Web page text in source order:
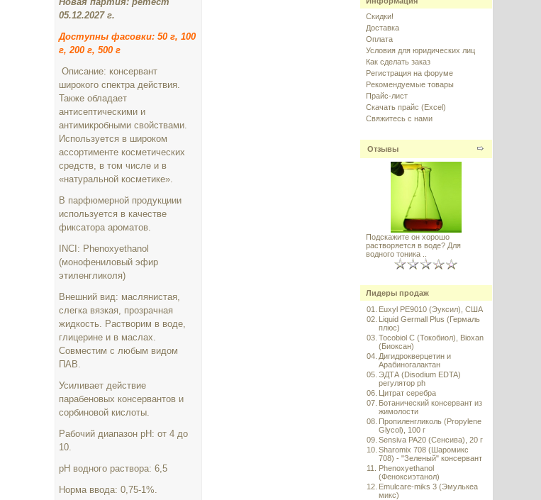
05.12.2027 г.
Доступны фасовки: 50 г, 100
г, 200 г, 500 г
Описание: консервант
широкого спектра действия.
Также обладает
антисептическими и
антимикробными свойствами.
Используется в широком
ассортименте косметических
средств, в том числе и в
«натуральной косметике».
В парфюмерной продукциии
используется в качестве
фиксатора ароматов.
INCI: Phenoxyethanol
(монофениловый эфир
этиленгликоля)
Внешний вид: маслянистая,
слегка вязкая, прозрачная
жидкость. Растворим в воде,
глицерине и в маслах.
Совместим с любым видом
ПАВ.
Усиливает действие
парабеновых консервантов и
сорбиновой кислоты.
Рабочий диапазон рН: от 4 до
10.
рН водного раствора: 6,5
Норма ввода: 0,75-1%.
Скидки!
Доставка
Оплата
Условия для юридических лиц
Как сделать заказ
Регистрация на форуме
Рекомендуемые товары
Прайс-лист
Скачать прайс (Excel)
Свяжитесь с нами
Отзывы
Подскажите он хорошо
растворяется в воде? Для
водного тоника ..
Лидеры продаж
01.
Euxyl PE9010 (Эуксил), США
02. Liquid Germall Plus (Гермаль
плюс)
03. Tocobiol C (Токобиол), Bioxan
(Биоксан)
04. Дигидрокверцетин и
Арабиногалактан
05. ЭДТА (Disodium EDTA)
регулятор ph
06. Цитрат серебра
07. Ботанический консервант из
жимолости
08. Пропиленгликоль (Propylene
Glycol), 100 г
09. Sensiva PA20 (Сенсива), 20 г
10. Sharomix 708 (Шаромикс
708) - "Зеленый" консервант
11.
Phenoxyethanol
(Феноксиэтанол)
12. Emulcare-miks 3 (Эмулькеа
микс)